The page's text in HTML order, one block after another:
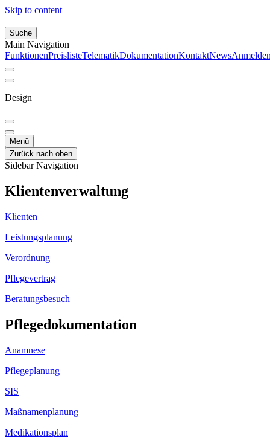
Skip to content
Suche
Main Navigation
FunktionenPreislisteTelematikDokumentationKontaktNews
Design
Menü
Zurück nach oben
Sidebar Navigation
Klientenverwaltung
Klienten
Leistungsplanung
Verordnung
Pflegevertrag
Beratungsbesuch
Pflegedokumentation
Anamnese
Pflegeplanung
SIS
Maßnamenplanung
Medikationsplan